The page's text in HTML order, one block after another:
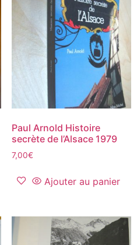
Paul Arnold Histoire
secrète de l’Alsace 1979
7,00€
Ajouter au panier